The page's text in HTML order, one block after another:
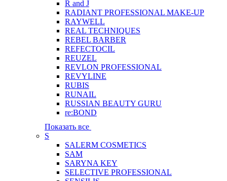
R and J
RADIANT PROFESSIONAL MAKE-UP
RAYWELL
REAL TECHNIQUES
REBEL BARBER
REFECTOCIL
REUZEL
REVLON PROFESSIONAL
REVYLINE
RUBIS
RUNAIL
RUSSIAN BEAUTY GURU
re:BOND
Показать все
S
SALERM COSMETICS
SAM
SARYNA KEY
SELECTIVE PROFESSIONAL